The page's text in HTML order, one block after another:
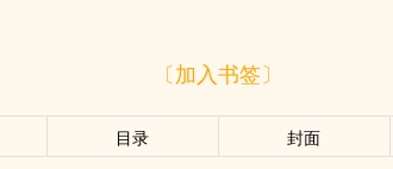
〔加入书签〕
目录 封面